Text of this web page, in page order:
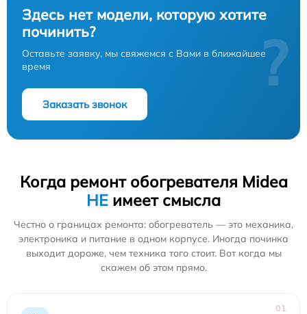
Здесь нет модели, которую хотите
починить?
Оставьте заявку, мы свяжемся с Вами в ближайшее
время
Заказать звонок
?
Когда ремонт обогревателя Midea
НЕ имеет смысла
Честно о границах ремонта: обогреватель — это механика,
электроника и питание в одном корпусе. Иногда починка
выходит дороже, чем техника того стоит. Вот когда мы
скажем об этом прямо.
01